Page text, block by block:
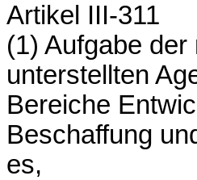
Artikel III-311
(1) Aufgabe
unterstellten
Bereiche
Beschaffung
es,